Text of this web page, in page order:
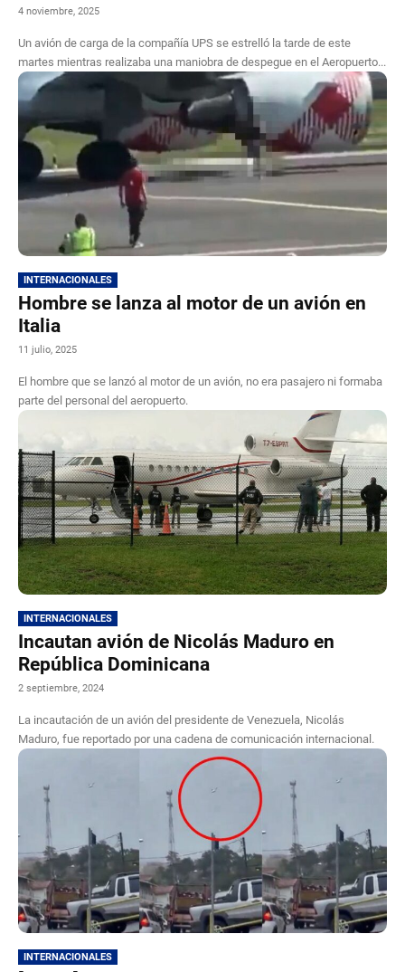
4 noviembre, 2025
Un avión de carga de la compañía UPS se estrelló la tarde de este
martes mientras realizaba una maniobra de despegue en el Aeropuerto...
INTERNACIONALES
Hombre se lanza al motor de un avión en
Italia
11 julio, 2025
El hombre que se lanzó al motor de un avión, no era pasajero ni formaba
parte del personal del aeropuerto.
INTERNACIONALES
Incautan avión de Nicolás Maduro en
República Dominicana
2 septiembre, 2024
La incautación de un avión del presidente de Venezuela, Nicolás
Maduro, fue reportado por una cadena de comunicación internacional.
INTERNACIONALES